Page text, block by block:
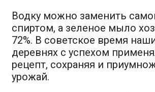
Водку можно заменить
спиртом, а зеленое мыло
72%. В советское время
деревнях с успехом
рецепт, сохраняя и
урожай.